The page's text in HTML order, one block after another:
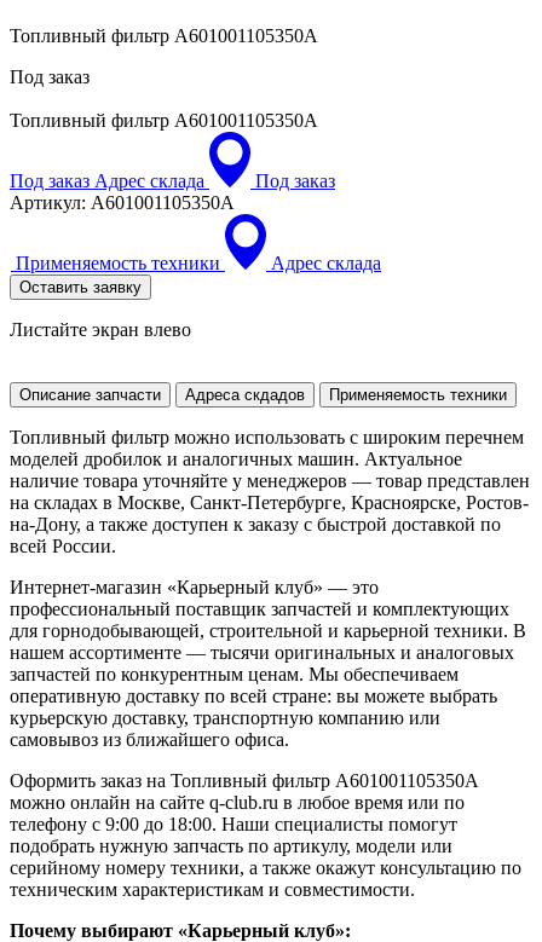
Топливный фильтр A601001105350A
Под заказ
Топливный фильтр A601001105350A
Под заказ Адрес склада
Под заказ
Артикул: A601001105350A
Применяемость техники Адрес склада
Оставить заявку
Листайте экран влево
Описание запчасти Адреса скдадов Применяемость техники
Топливный фильтр можно использовать с широким перечнем
моделей дробилок и аналогичных машин. Актуальное
наличие товара уточняйте у менеджеров — товар представлен
на складах в Москве, Санкт-Петербурге, Красноярске, Ростов-
на-Дону, а также доступен к заказу с быстрой доставкой по
всей России.
Интернет-магазин «Карьерный клуб» — это
профессиональный поставщик запчастей и комплектующих
для горнодобывающей, строительной и карьерной техники. В
нашем ассортименте — тысячи оригинальных и аналоговых
запчастей по конкурентным ценам. Мы обеспечиваем
оперативную доставку по всей стране: вы можете выбрать
курьерскую доставку, транспортную компанию или
самовывоз из ближайшего офиса.
Оформить заказ на Топливный фильтр A601001105350A
можно онлайн на сайте q-club.ru в любое время или по
телефону с 9:00 до 18:00. Наши специалисты помогут
подобрать нужную запчасть по артикулу, модели или
серийному номеру техники, а также окажут консультацию по
техническим характеристикам и совместимости.
Почему выбирают «Карьерный клуб»: